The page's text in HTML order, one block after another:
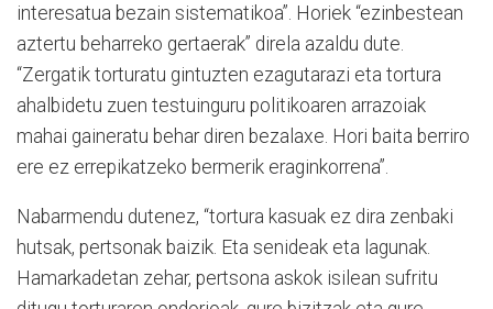
interesatua bezain sistematikoa”. Horiek “ezinbestean
aztertu beharreko gertaerak” direla azaldu dute.
“Zergatik torturatu gintuzten ezagutarazi eta tortura
ahalbidetu zuen testuinguru politikoaren arrazoiak
mahai gaineratu behar diren bezalaxe. Hori baita berriro
ere ez errepikatzeko bermerik eraginkorrena”.
Nabarmendu dutenez, “tortura kasuak ez dira zenbaki
hutsak, pertsonak baizik. Eta senideak eta lagunak.
Hamarkadetan zehar, pertsona askok isilean sufritu